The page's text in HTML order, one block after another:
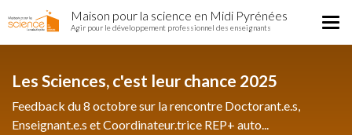
Région
au
Maison pour la science en Midi Pyrénées
Agir pour le développement professionnel des enseignants
Les Sciences, c'est leur chance 2025
Feedback du 8 octobre sur la rencontre Doctorant.e.s,
Enseignant.e.s et Coordinateur.trice REP+ auto...